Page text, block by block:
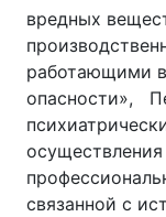
вредных
работающими
опасности»,
связанной с